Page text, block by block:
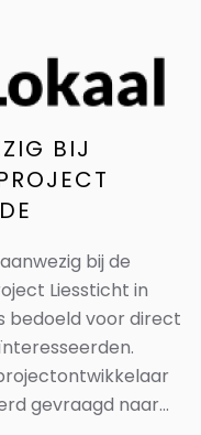
BIJ
bij de
Liessticht in
bedoeld voor direct
gevraagd naar...